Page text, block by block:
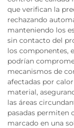
que verifican la
rechazando
manteniendo los
sin contacto del
los componentes,
podrían
mecanismos de
afectadas por
material,
las áreas
pasadas permiten
marcado en una